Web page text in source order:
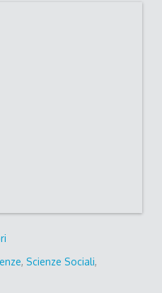
,Scienze Sociali,